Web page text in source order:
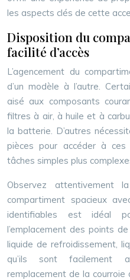
les aspects clés de cette
Disposition du
facilité d’accès
L’agencement du
d’un modèle à l’autre.
aisé aux composants
filtres à air, à huile et à
la batterie. D’autres
pièces pour accéder à
tâches simples plus
Observez attentivement
compartiment spacieux
identifiables est idéal
l’emplacement des points
liquide de refroidissement,
qu’ils sont facilement
remplacement de la courroie